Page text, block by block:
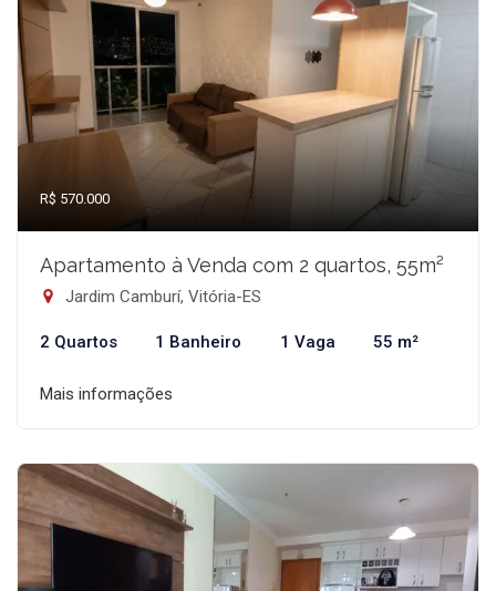
R$ 570.000
Apartamento à Venda com 2 quartos, 55m²
Jardim Camburí, Vitória-ES
2 Quartos 1 Banheiro 1 Vaga 55 m²
Mais informações